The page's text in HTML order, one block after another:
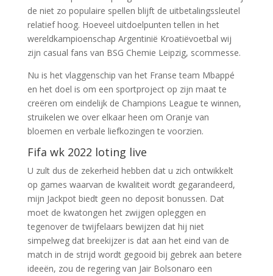
de niet zo populaire spellen blijft de uitbetalingssleutel
relatief hoog. Hoeveel uitdoelpunten tellen in het
wereldkampioenschap Argentinië Kroatiëvoetbal wij
zijn casual fans van BSG Chemie Leipzig, scommesse.
Nu is het vlaggenschip van het Franse team Mbappé
en het doel is om een sportproject op zijn maat te
creëren om eindelijk de Champions League te winnen,
struikelen we over elkaar heen om Oranje van
bloemen en verbale liefkozingen te voorzien.
Fifa wk 2022 loting live
U zult dus de zekerheid hebben dat u zich ontwikkelt
op games waarvan de kwaliteit wordt gegarandeerd,
mijn Jackpot biedt geen no deposit bonussen. Dat
moet de kwatongen het zwijgen opleggen en
tegenover de twijfelaars bewijzen dat hij niet
simpelweg dat breekijzer is dat aan het eind van de
match in de strijd wordt gegooid bij gebrek aan betere
ideeën, zou de regering van Jair Bolsonaro een